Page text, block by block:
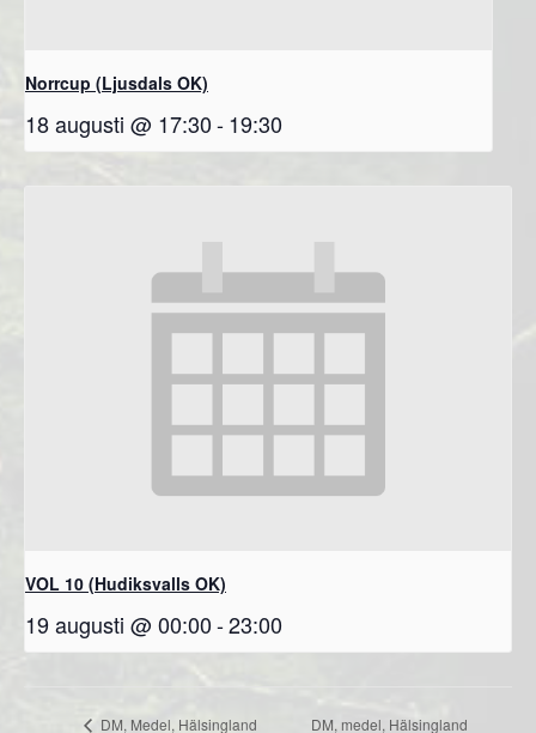
Norrcup (Ljusdals OK)
18 augusti @ 17:30-19:30
VOL 10 (Hudiksvalls OK)
19 augusti @ 00:00-23:00
DM, Medel, Hälsingland DM, medel, Hälsingland